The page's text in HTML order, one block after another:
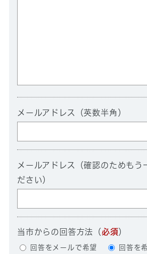
メールアドレス（英数半角）
メールアドレス（確認のためもう
ださい）
当市からの回答方法 （必須）
回答をメールで希望 回答を